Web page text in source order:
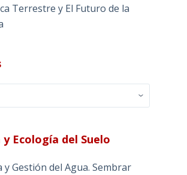
Terrestre y El Futuro de la
Ecología del Suelo
y Gestión del Agua. Sembrar